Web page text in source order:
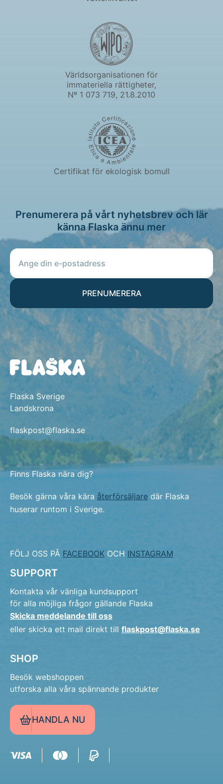
Världsorganisationen för
immateriella rättigheter,
Nº 1 073 719, 21.8.2010
Certifikat för ekologisk bomull
Prenumerera på vårt nyhetsbrev och lär
känna Flaska ännu mer
PRENUMERERA
Flaska Sverige
Landskrona
flaskpost@flaska.se
Finns Flaska nära dig?
Besök gärna våra kära återförsäljare där Flaska
huserar runtom i Sverige.
FÖLJ OSS PÅ FACEBOOK OCH INSTAGRAM
SUPPORT
Kontakta vår vänliga kundsupport
för alla möjliga frågor gällande Flaska
Skicka meddelande till oss
eller skicka ett mail direkt till flaskpost@flaska.se
SHOP
Besök webshoppen
utforska alla våra spännande produkter
HANDLA NU